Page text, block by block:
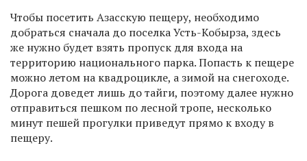
Чтобы посетить Азасскую пещеру, необходимо
добраться сначала до поселка Усть-Кобырза, здесь
же нужно будет взять пропуск для входа на
территорию национального парка. Попасть к пещере
можно летом на квадроцикле, а зимой на снегоходе.
Дорога доведет лишь до тайги, поэтому далее нужно
отправиться пешком по лесной тропе, несколько
минут пешей прогулки приведут прямо к входу в
пещеру.